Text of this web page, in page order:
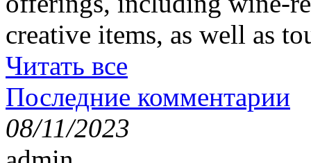
creative items, as well as
Читать все
Последние комментарии
08/11/2023